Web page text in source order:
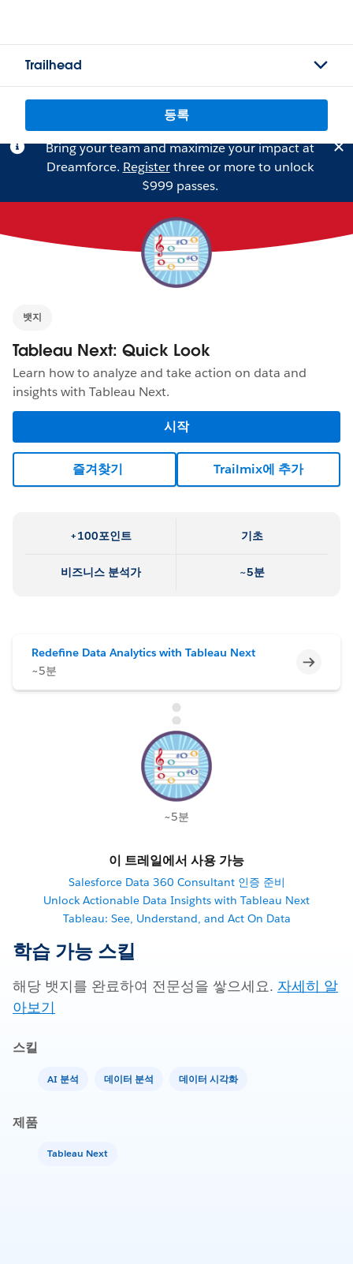
Trailhead
등록
Bring your team and maximize your impact at
Dreamforce. Registerthree or more to unlock
$999 passes.
뱃지
Tableau Next: Quick Look
Learn how to analyze and take action on data and
insights with Tableau Next.
시작
즐겨찾기 Trailmix에 추가
+100포인트 기초
비즈니스 분석가 ~5분
Redefine Data Analytics with Tableau Next
~5분
미완료
~5분
이 트레일에서 사용 가능
Salesforce Data 360 Consultant 인증 준비
Unlock Actionable Data Insights with Tableau Next
Tableau: See, Understand, and Act On Data
학습 가능 스킬
해당 뱃지를 완료하여 전문성을 쌓으세요. 자세히 알
아보기
스킬
AI 분석 데이터 분석 데이터 시각화
제품
Tableau Next